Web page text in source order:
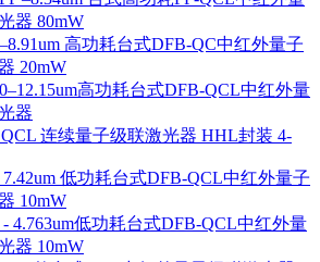
器 80mW
高功耗台式DFB-QC中红外量子
20mW
高功耗台式DFB-QCL中红外量
器
连续量子级联激光器 HHL封装 4-
7.42um 低功耗台式DFB-QCL中红外量子
10mW
- 4.763um低功耗台式DFB-QCL中红外量
器 10mW